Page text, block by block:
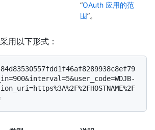
“OAuth 应用的范
围”。
用以下形式：